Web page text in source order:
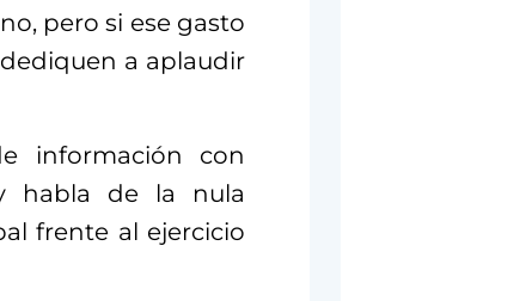
pero si ese gasto
a aplaudir
información con
habla de la nula
frente al ejercicio